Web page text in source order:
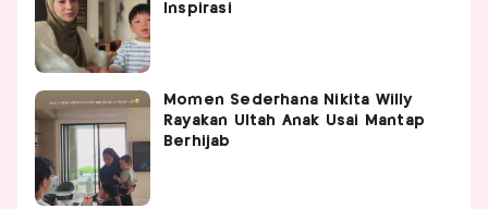
Inspirasi
Momen Sederhana Nikita Willy
Rayakan Ultah Anak Usai Mantap
Berhijab